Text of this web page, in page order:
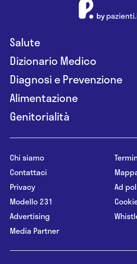
Salute
Dizionario Medico
Diagnosi e Prevenzione
Alimentazione
Genitorialità
Chi siamo
Contattaci
Privacy
Modello 231
Advertising
Media Partner
Ad